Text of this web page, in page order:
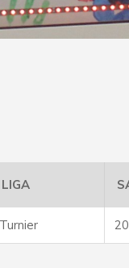
LIGA
Turnier